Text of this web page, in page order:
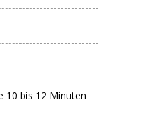
10 bis 12 Minuten